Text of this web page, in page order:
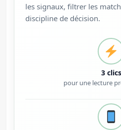
les signaux, filtrer les
discipline de décision.
3 clics
pour une lecture